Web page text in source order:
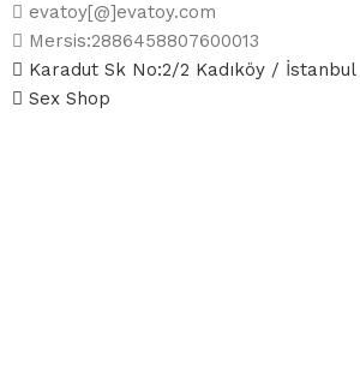
evatoy[@]evatoy.com
Mersis:2886458807600013
Karadut Sk No:2/2 Kadıköy / İstanbul
Sex Shop